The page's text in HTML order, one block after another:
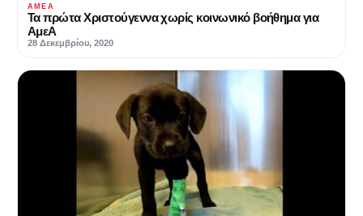
ΑΜΕΑ
Τα πρώτα Χριστούγεννα χωρίς κοινωνικό βοήθημα για
ΑμεΑ
28 Δεκεμβρίου, 2020